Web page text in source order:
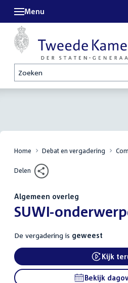
Zoeken
Menu
Home Debat en vergadering
Delen
Algemeen overleg
:SUWI-
De vergadering is geweest
Kijk
Bekijk